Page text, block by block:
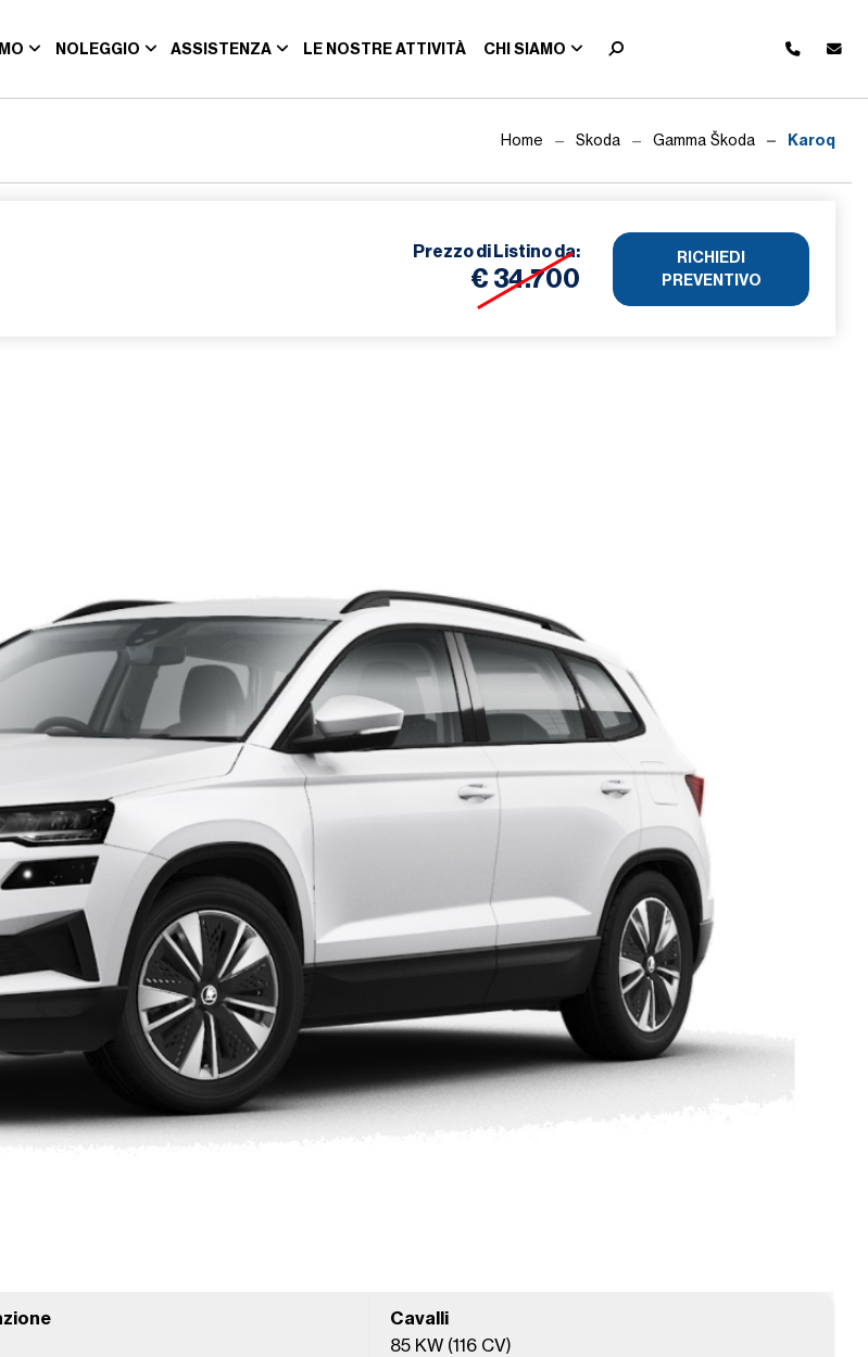
NOLEGGIO ASSISTENZA LE NOSTRE ATTIVITÀ CHI SIAMO
Home Skoda Gamma Škoda Karoq
Prezzo di Listino da:
€ 34.700
RICHIEDI
PREVENTIVO
Cavalli
85 KW (116 CV)